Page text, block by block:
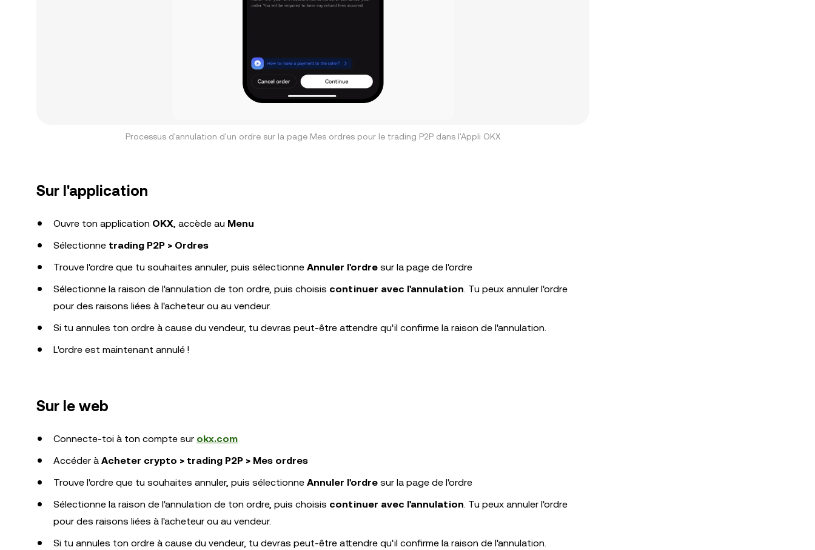
Processus d'annulation d'un ordre sur la page Mes ordres pour le trading P2P dans l'Appli OKX
Sur l'application
Ouvre ton application OKX, accède au Menu
Sélectionne trading P2P > Ordres
Trouve l'ordre que tu souhaites annuler, puis sélectionne Annuler l'ordre sur la page de l'ordre
Sélectionne la raison de l'annulation de ton ordre, puis choisis continuer avec l'annulation. Tu peux annuler l'ordre
pour des raisons liées à l'acheteur ou au vendeur.
Si tu annules ton ordre à cause du vendeur, tu devras peut-être attendre qu'il confirme la raison de l'annulation.
L'ordre est maintenant annulé !
Sur le web
Connecte-toi à ton compte sur okx.com
Accéder à Acheter crypto > trading P2P > Mes ordres
Trouve l'ordre que tu souhaites annuler, puis sélectionne Annuler l'ordre sur la page de l'ordre
Sélectionne la raison de l'annulation de ton ordre, puis choisis continuer avec l'annulation. Tu peux annuler l'ordre
pour des raisons liées à l'acheteur ou au vendeur.
Si tu annules ton ordre à cause du vendeur, tu devras peut-être attendre qu'il confirme la raison de l'annulation.